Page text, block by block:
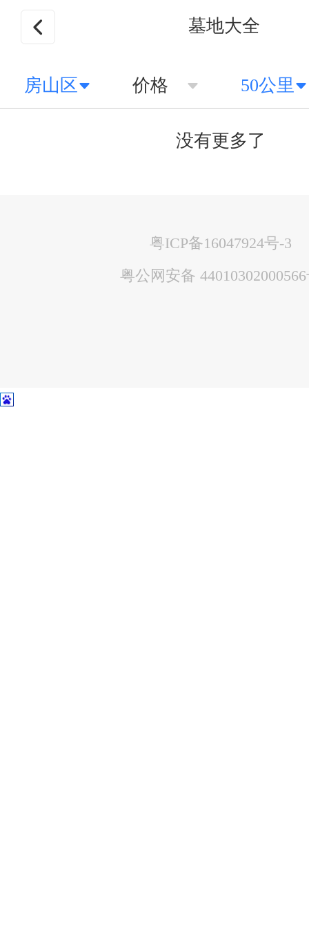
墓地大全
房山区 价格 50公里
没有更多了
粤ICP备16047924号-3
粤公网安备